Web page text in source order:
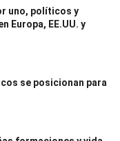
uno, políticos y
Europa, EE.UU. y
se posicionan para